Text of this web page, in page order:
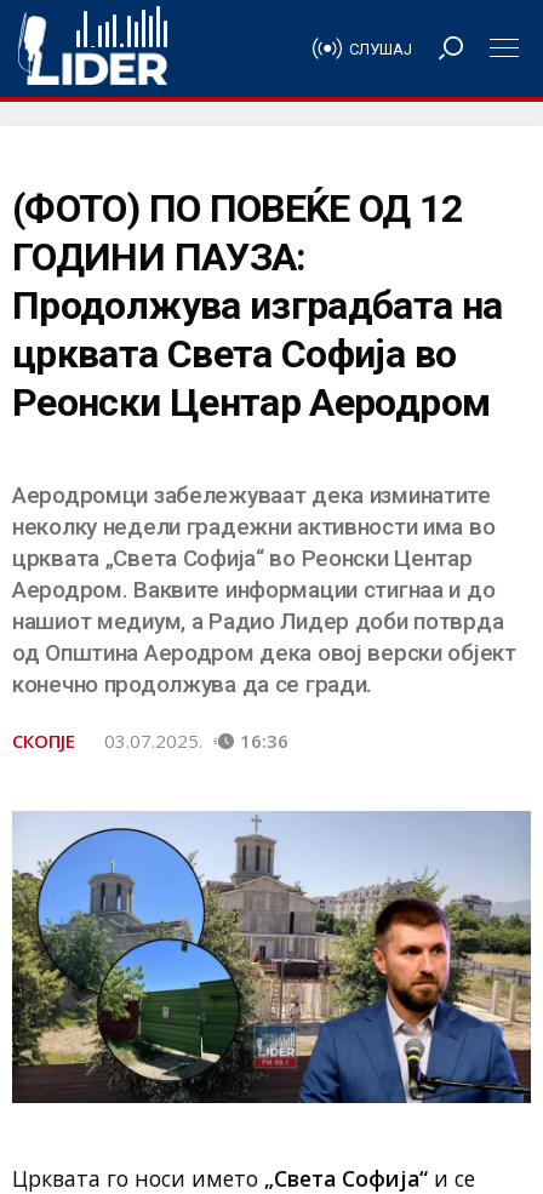
СЛУШАЈ
(ФОТО) ПО ПОВЕЌЕ ОД 12
ГОДИНИ ПАУЗА:
Продолжува изградбата на
црквата Света Софија во
Реонски Центар Аеродром
Аеродромци забележуваат дека изминатите
неколку недели градежни активности има во
црквата „Света Софија“ во Реонски Центар
Аеродром. Ваквите информации стигнаа и до
нашиот медиум, а Радио Лидер доби потврда
од Општина Аеродром дека овој верски објект
конечно продолжува да се гради.
СКОПЈЕ 03.07.2025. 16:36
Црквата го носи името „Света Софија“ и се